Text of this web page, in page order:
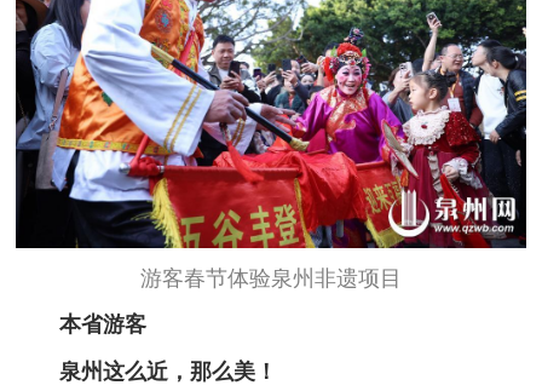
游客春节体验泉州非遗项目
本省游客
泉州这么近，那么美！